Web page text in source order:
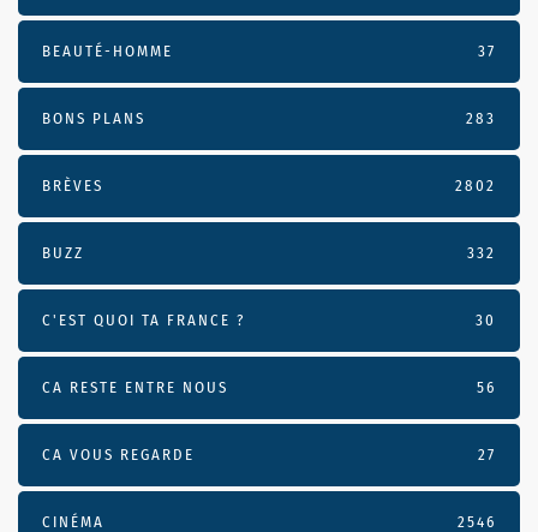
BEAUTÉ-HOMME 37
BONS PLANS 283
BRÈVES 2802
BUZZ 332
C'EST QUOI TA FRANCE ? 30
CA RESTE ENTRE NOUS 56
CA VOUS REGARDE 27
CINÉMA 2546